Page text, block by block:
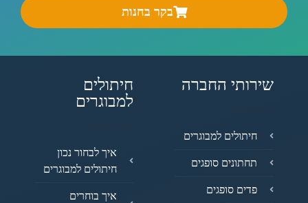
בקר בחנות
שירותי החברה
חיתולים למבוגרים
תחתונים סופגים
פדים סופגים
חיתולים
למבוגרים
איך לבחור נכון
חיתולים למבוגרים
איך בוחרים